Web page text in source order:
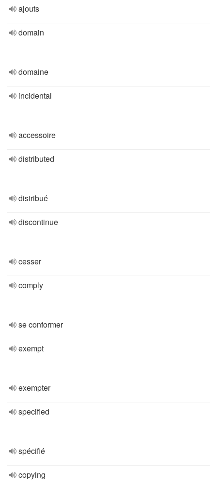
ajouts
domain
domaine
incidental
accessoire
distributed
distribué
discontinue
cesser
comply
se conformer
exempt
exempter
specified
spécifié
copying